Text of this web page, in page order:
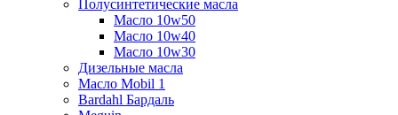
Полусинтетические масла
Масло 10w50
Масло 10w40
Масло 10w30
Дизельные масла
Масло Mobil 1
Bardahl Бардаль